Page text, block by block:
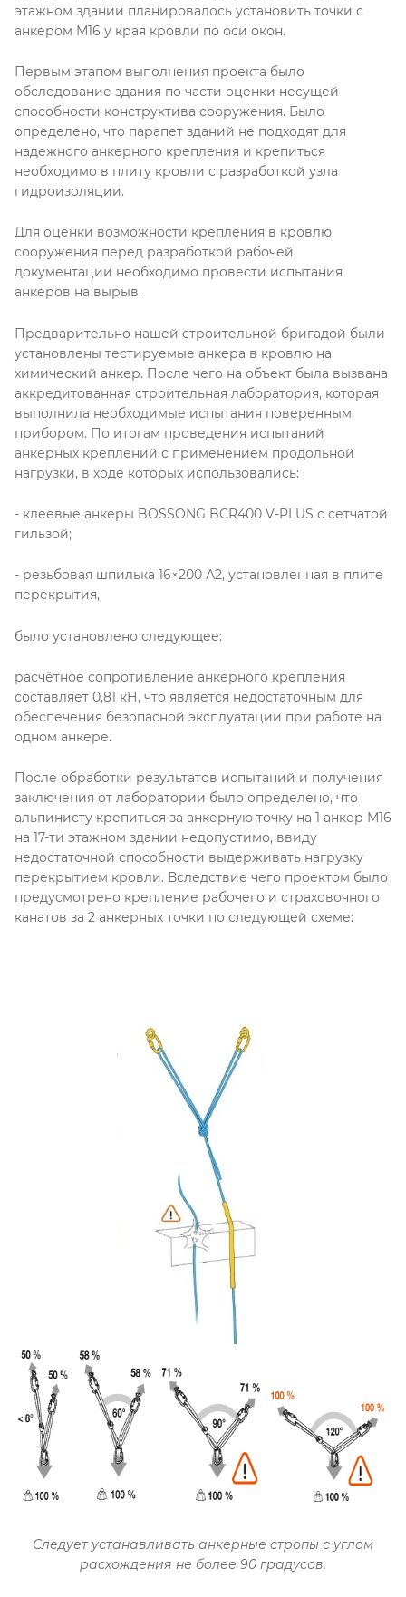
этажном здании планировалось установить точки с
анкером М16 у края кровли по оси окон.
Первым этапом выполнения проекта было
обследование здания по части оценки несущей
способности конструктива сооружения. Было
определено, что парапет зданий не подходят для
надежного анкерного крепления и крепиться
необходимо в плиту кровли с разработкой узла
гидроизоляции.
Для оценки возможности крепления в кровлю
сооружения перед разработкой рабочей
документации необходимо провести испытания
анкеров на вырыв.
Предварительно нашей строительной бригадой были
установлены тестируемые анкера в кровлю на
химический анкер. После чего на объект была вызвана
аккредитованная строительная лаборатория, которая
выполнила необходимые испытания поверенным
прибором. По итогам проведения испытаний
анкерных креплений с применением продольной
нагрузки, в ходе которых использовались:
- клеевые анкеры BOSSONG BCR400 V-PLUS с сетчатой
гильзой;
- резьбовая шпилька 16×200 А2, установленная в плите
перекрытия,
было установлено следующее:
расчётное сопротивление анкерного крепления
составляет 0,81 кН, что является недостаточным для
обеспечения безопасной эксплуатации при работе на
одном анкере.
После обработки результатов испытаний и получения
заключения от лаборатории было определено, что
альпинисту крепиться за анкерную точку на 1 анкер М16
на 17-ти этажном здании недопустимо, ввиду
недостаточной способности выдерживать нагрузку
перекрытием кровли. Вследствие чего проектом было
предусмотрено крепление рабочего и страховочного
канатов за 2 анкерных точки по следующей схеме:
Следует устанавливать анкерные стропы с углом
расхождения не более 90 градусов.